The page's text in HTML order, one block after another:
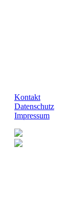
Kontakt
Datenschutz
Impressum